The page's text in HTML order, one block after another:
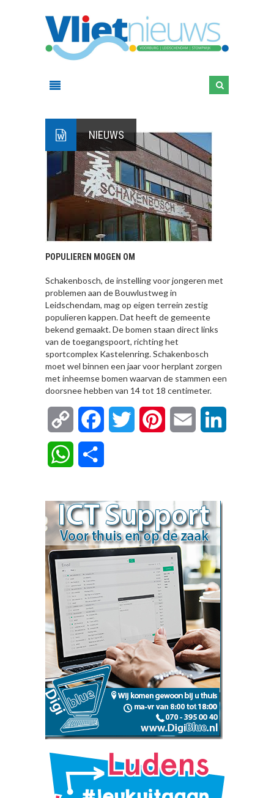
NIEUWS
POPULIEREN MOGEN OM
Schakenbosch, de instelling voor jongeren met
problemen aan de Bouwlustweg in
Leidschendam, mag op eigen terrein zestig
populieren kappen. Dat heeft de gemeente
bekend gemaakt. De bomen staan direct links
van de toegangspoort, richting het
sportcomplex Kastelenring. Schakenbosch
moet wel binnen een jaar voor herplant zorgen
met inheemse bomen waarvan de stammen een
doorsnee hebben van 14 tot 18 centimeter.
Copy
Link
FacebookTwitter Pinterest Email
WhatsApp